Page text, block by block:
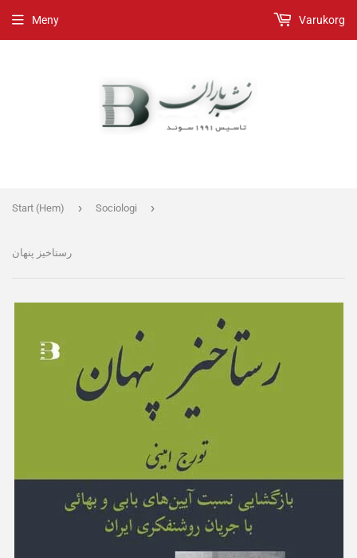
Meny Varukorg
Start (Hem) › Sociologi ›
رستاخیز پنهان